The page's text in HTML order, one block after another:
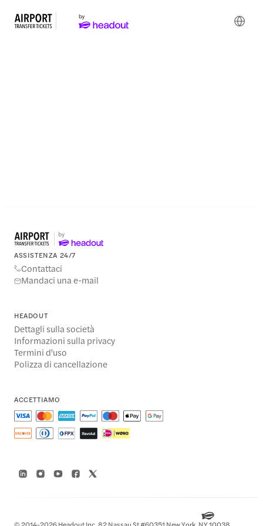
ASSISTENZA 24/7
Contattaci
Mandaci una e-mail
HEADOUT
Dettagli sulla società
Informazioni sulla privacy
Termini d'uso
Polizza di cancellazione
ACCETTIAMO